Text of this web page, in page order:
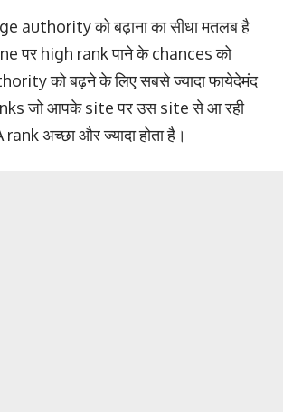
authority को बढ़ाना का सीधा मतलब है
पर high rank पाने के chances को
को बढ़ने के लिए सबसे ज्यादा फायेदेमंद
links जो आपके site पर उस site से आ रही
rank अच्छा और ज्यादा होता है।